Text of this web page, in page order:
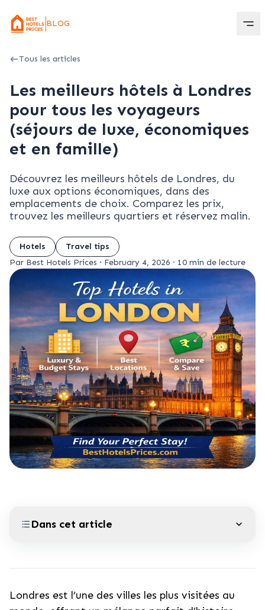
BLOG
Tous les articles
Les meilleurs hôtels à Londres
pour tous les voyageurs
(séjours de luxe, économiques
et en famille)
Découvrez les meilleurs hôtels de Londres, du
luxe aux options économiques, dans des
emplacements de choix. Comparez les prix,
trouvez les meilleurs quartiers et réservez malin.
Hotels
Travel tips
Par Best Hotels Prices · February 4, 2026 · 10 min de lecture
Dans cet article
Londres est l’une des villes les plus visitées au